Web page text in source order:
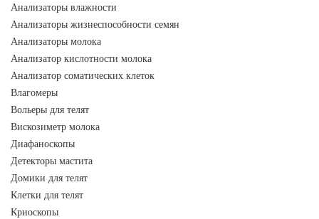
Анализаторы влажности
Анализаторы жизнеспособности семян
Анализаторы молока
Анализатор кислотности молока
Анализатор соматических клеток
Влагомеры
Вольеры для телят
Вискозиметр молока
Диафаноскопы
Детекторы мастита
Домики для телят
Клетки для телят
Криоскопы